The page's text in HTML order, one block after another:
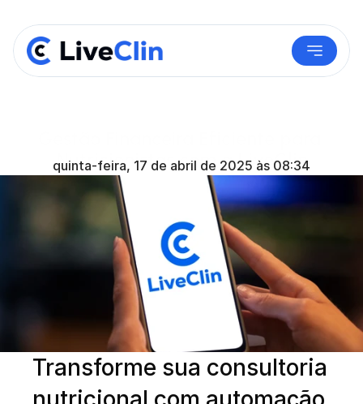
Nutricionistas com a LiveClin​
quinta-feira, 17 de abril de 2025 às 08:34
Transforme sua consultoria